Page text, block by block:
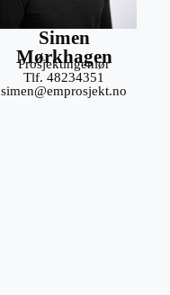
Simen
Mørkhagen
Prosjektingeniør
Tlf. 48234351
simen@emprosjekt.no